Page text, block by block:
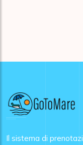
Il sistema di